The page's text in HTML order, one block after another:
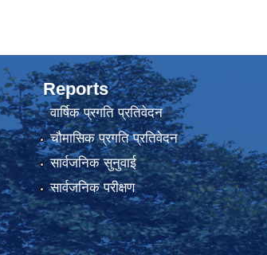
Reports
वार्षिक प्रगति प्रतिवेदन
चौमासिक प्रगति प्रतिवेदन
सार्वजनिक सुनुवाई
सार्वजनिक परीक्षण